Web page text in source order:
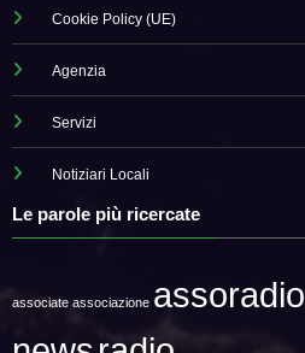
Cookie Policy (UE)
Agenzia
Servizi
Notiziari Locali
Le parole più ricercate
associate associazione assoradio